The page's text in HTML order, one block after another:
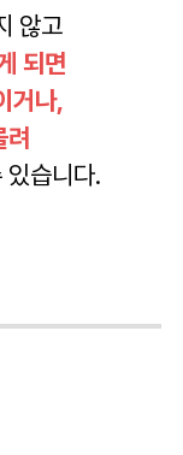
않고
되면
거나,
있습니다.